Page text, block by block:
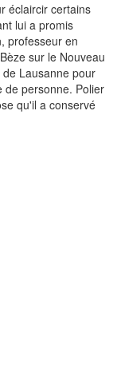
éclaircir certains
lui a promis
professeur en
sur le Nouveau
Lausanne pour
de personne. Polier
qu'il a conservé